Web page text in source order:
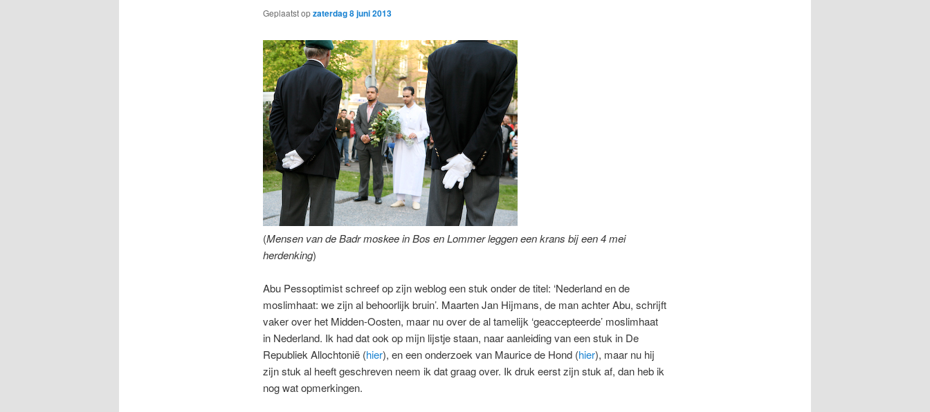
Geplaatst opzaterdag 8 juni 2013
(Mensen van de Badr moskee in Bos en Lommer leggen een krans bij een 4 mei
herdenking)
Abu Pessoptimist schreef op zijn weblog een stuk onder de titel: ‘Nederland en de
moslimhaat: we zijn al behoorlijk bruin’. Maarten Jan Hijmans, de man achter Abu, schrijft
vaker over het Midden-Oosten, maar nu over de al tamelijk ‘geaccepteerde’ moslimhaat
in Nederland. Ik had dat ook op mijn lijstje staan, naar aanleiding van een stuk in De
Republiek Allochtonië (hier), en een onderzoek van Maurice de Hond (hier), maar nu hij
zijn stuk al heeft geschreven neem ik dat graag over. Ik druk eerst zijn stuk af, dan heb ik
nog wat opmerkingen.